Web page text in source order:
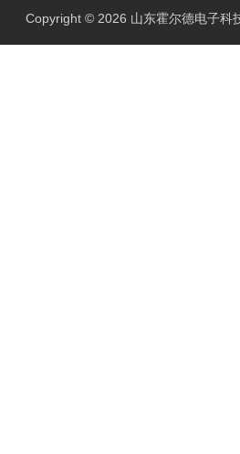
Copyright © 2026 山东霍尔德电子科